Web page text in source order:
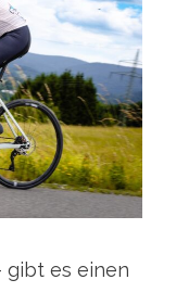
gibt es einen